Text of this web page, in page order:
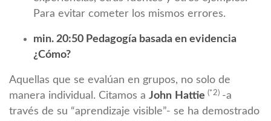
Para evitar cometer los mismos errores.
min. 20:50 Pedagogía basada en evidencia
¿Cómo?
Aquellas que se evalúan en grupos, no solo de
manera individual. Citamos a John Hattie (*2) -a
través de su “aprendizaje visible”- se ha demostrado